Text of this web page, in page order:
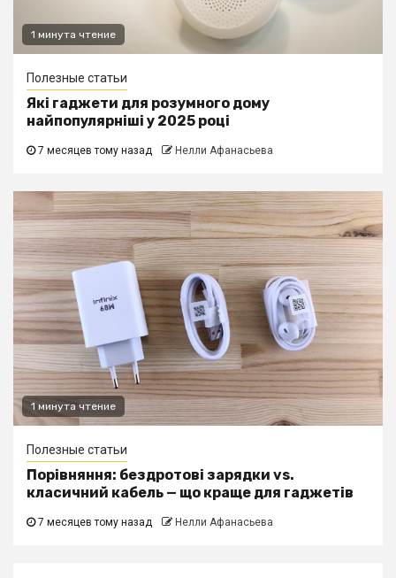
1 минута чтение
Полезные статьи
Які гаджети для розумного дому
найпопулярніші у 2025 році
7 месяцев тому назад Нелли Афанасьева
1 минута чтение
Полезные статьи
Порівняння: бездротові зарядки vs.
класичний кабель — що краще для гаджетів
7 месяцев тому назад Нелли Афанасьева